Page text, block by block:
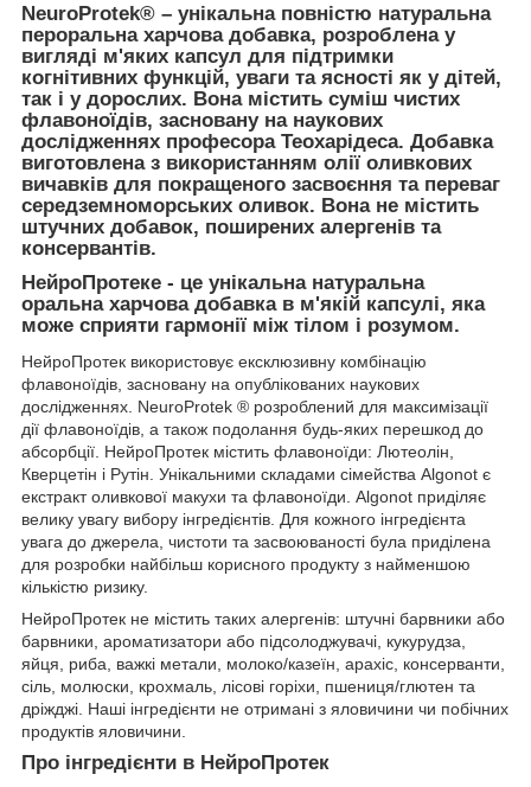
NeuroProtek® – унікальна повністю натуральна
пероральна харчова добавка, розроблена у
вигляді м'яких капсул для підтримки
когнітивних функцій, уваги та ясності як у дітей,
так і у дорослих. Вона містить суміш чистих
флавоноїдів, засновану на наукових
дослідженнях професора Теохарідеса. Добавка
виготовлена ​​з використанням олії оливкових
вичавків для покращеного засвоєння та переваг
середземноморських оливок. Вона не містить
штучних добавок, поширених алергенів та
консервантів.
НейроПротекe - це унікальна натуральна
оральна харчова добавка в м'якій капсулі, яка
може сприяти гармонії між тілом і розумом.
НейроПротек використовує ексклюзивну комбінацію
флавоноїдів, засновану на опублікованих наукових
дослідженнях. NeuroProtek ® розроблений для максимізації
дії флавоноїдів, а також подолання будь-яких перешкод до
абсорбції.
НейроПротек містить флавоноїди: Лютеолін,
Кверцетін і Рутін. Унікальними складами сімейства Algonot є
екстракт оливкової макухи та флавоноїди. Algonot приділяє
велику увагу вибору інгредієнтів. Для кожного інгредієнта
увага до джерела, чистоти та засвоюваності була приділена
для розробки найбільш корисного продукту з найменшою
кількістю ризику.
НейроПротек не містить таких алергенів: штучні барвники або
барвники, ароматизатори або підсолоджувачі, кукурудза,
яйця, риба, важкі метали, молоко/казеїн, арахіс, консерванти,
сіль, молюски, крохмаль, лісові горіхи, пшениця/глютен та
дріжджі. Наші інгредієнти не отримані з яловичини чи побічних
продуктів яловичини.
Про інгредієнти в НейроПротек